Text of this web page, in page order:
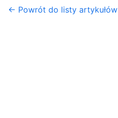
← Powrót do listy artykułów